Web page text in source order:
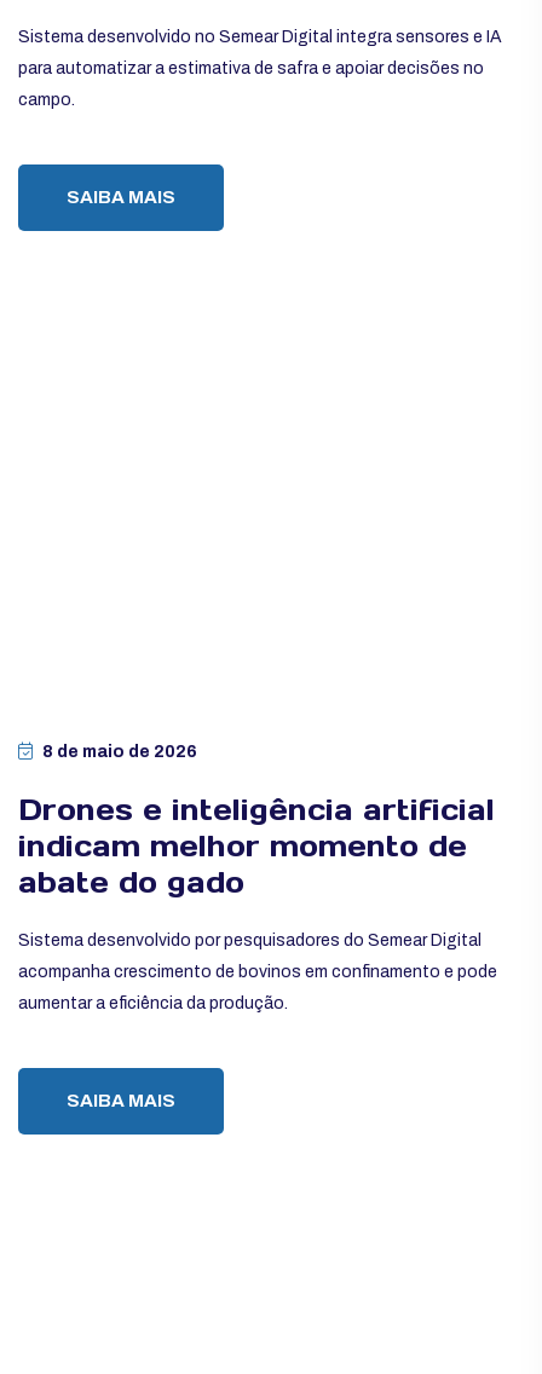
Sistema desenvolvido no Semear Digital integra sensores e IA
para automatizar a estimativa de safra e apoiar decisões no
campo.
SAIBA MAIS
8 de maio de 2026
Drones e inteligência artificial
indicam melhor momento de
abate do gado
Sistema desenvolvido por pesquisadores do Semear Digital
acompanha crescimento de bovinos em confinamento e pode
aumentar a eficiência da produção.
SAIBA MAIS